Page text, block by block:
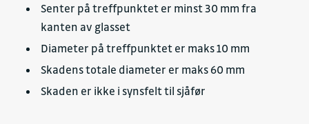
Senter på treffpunktet er minst 30 mm fra
kanten av glasset
Diameter på treffpunktet er maks 10 mm
Skadens totale diameter er maks 60 mm
Skaden er ikke i synsfelt til sjåfør